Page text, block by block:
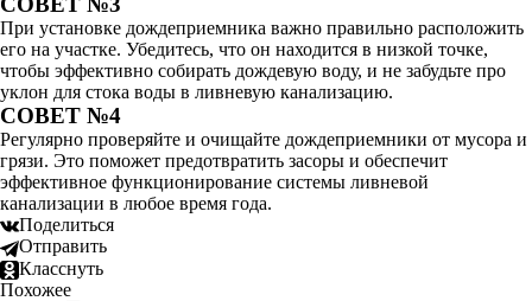
При установке дождеприемника важно правильно расположить
его на участке. Убедитесь, что он находится в низкой точке,
чтобы эффективно собирать дождевую воду, и не забудьте про
уклон для стока воды в ливневую канализацию.
СОВЕТ №4
Регулярно проверяйте и очищайте дождеприемники от мусора и
грязи. Это поможет предотвратить засоры и обеспечит
эффективное функционирование системы ливневой
канализации в любое время года.
Поделиться
Отправить
Класснуть
Похожее